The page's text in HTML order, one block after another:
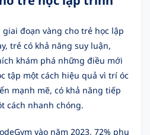
đoạn vàng cho trẻ học lập
trẻ có khả năng suy luận,
khám phá những điều mới
tập một cách hiệu quả vì trí óc
mạnh mẽ, có khả năng tiếp
cách nhanh chóng.
vào năm 2023, 72% phụ